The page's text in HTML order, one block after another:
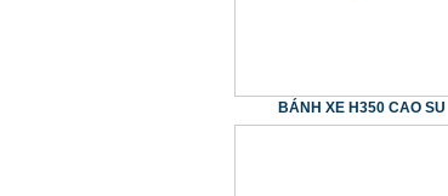
BÁNH XE H350 CAO SU